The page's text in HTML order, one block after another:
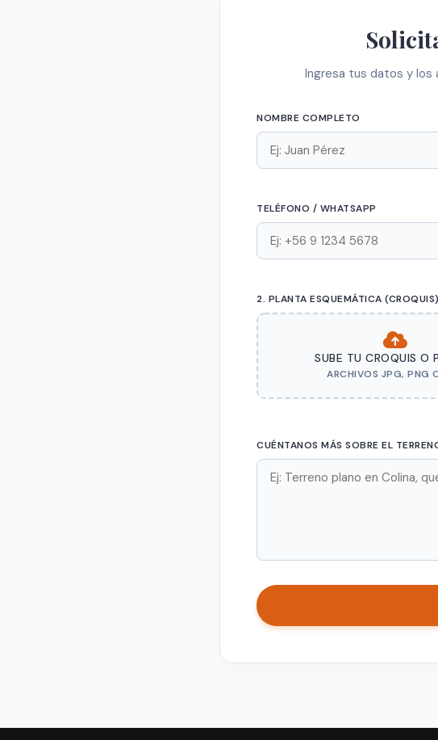
Ingresa tus datos y los
NOMBRE COMPLETO
TELÉFONO / WHATSAPP
2. PLANTA ESQUEMÁTICA (CROQUIS)
SUBE TU CROQUIS O
ARCHIVOS JPG, PNG
CUÉNTANOS MÁS SOBRE EL